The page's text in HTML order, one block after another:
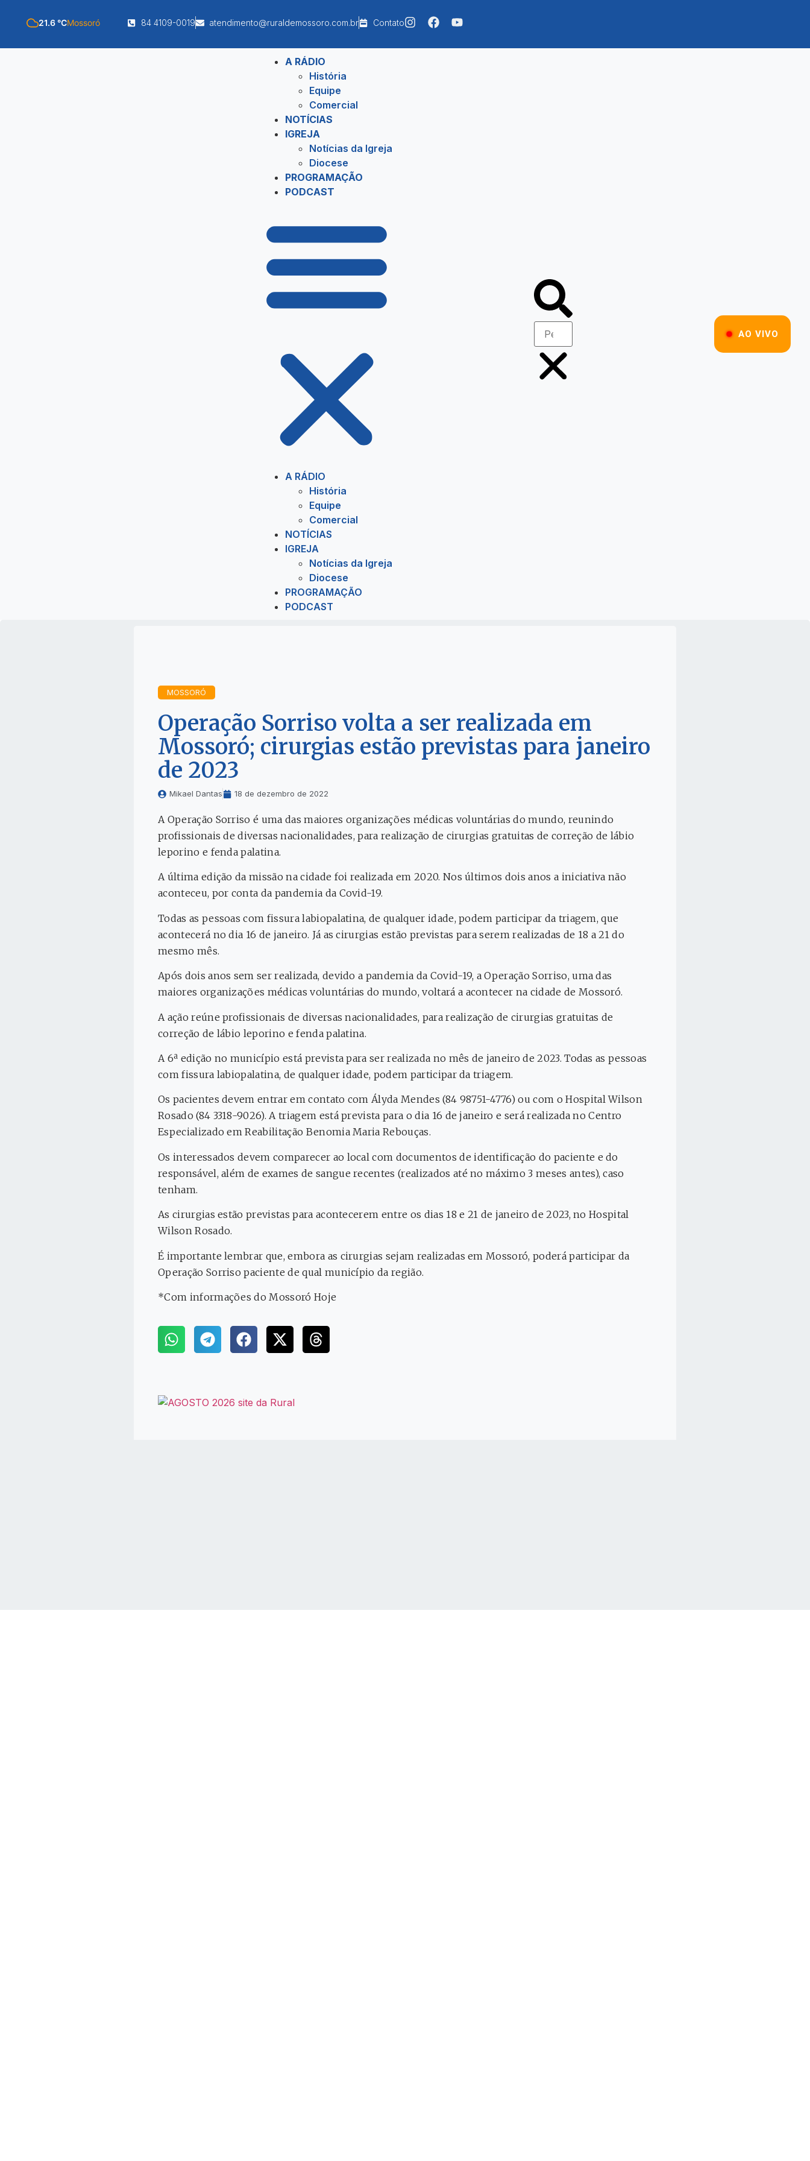
21.6 °CMossoró 84 4109-0019 atendimento@ruraldemossoro.com.br Contato
A RÁDIO
História
Equipe
Comercial
NOTÍCIAS
IGREJA
Notícias da Igreja
Diocese
PROGRAMAÇÃO
PODCAST
A RÁDIO
História
Equipe
Comercial
NOTÍCIAS
IGREJA
Notícias da Igreja
Diocese
PROGRAMAÇÃO
PODCAST
AO VIVO
MOSSORÓ
Operação Sorriso volta a ser realizada em
Mossoró; cirurgias estão previstas para janeiro
de 2023
Mikael Dantas 18 de dezembro de 2022
A Operação Sorriso é uma das maiores organizações médicas voluntárias do mundo, reunindo
profissionais de diversas nacionalidades, para realização de cirurgias gratuitas de correção de lábio
leporino e fenda palatina.
A última edição da missão na cidade foi realizada em 2020. Nos últimos dois anos a iniciativa não
aconteceu, por conta da pandemia da Covid-19.
Todas as pessoas com fissura labiopalatina, de qualquer idade, podem participar da triagem, que
acontecerá no dia 16 de janeiro. Já as cirurgias estão previstas para serem realizadas de 18 a 21 do
mesmo mês.
Após dois anos sem ser realizada, devido a pandemia da Covid-19, a Operação Sorriso, uma das
maiores organizações médicas voluntárias do mundo, voltará a acontecer na cidade de Mossoró.
A ação reúne profissionais de diversas nacionalidades, para realização de cirurgias gratuitas de
correção de lábio leporino e fenda palatina.
A 6ª edição no município está prevista para ser realizada no mês de janeiro de 2023. Todas as pessoas
com fissura labiopalatina, de qualquer idade, podem participar da triagem.
Os pacientes devem entrar em contato com Ályda Mendes (84 98751-4776) ou com o Hospital Wilson
Rosado (84 3318-9026). A triagem está prevista para o dia 16 de janeiro e será realizada no Centro
Especializado em Reabilitação Benomia Maria Rebouças.
Os interessados devem comparecer ao local com documentos de identificação do paciente e do
responsável, além de exames de sangue recentes (realizados até no máximo 3 meses antes), caso
tenham.
As cirurgias estão previstas para acontecerem entre os dias 18 e 21 de janeiro de 2023, no Hospital
Wilson Rosado.
É importante lembrar que, embora as cirurgias sejam realizadas em Mossoró, poderá participar da
Operação Sorriso paciente de qual município da região.
*Com informações do Mossoró Hoje